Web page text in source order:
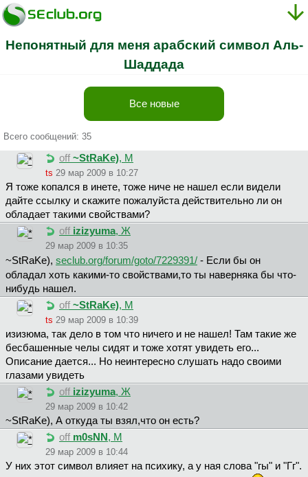
Непонятный для меня арабский символ Аль-
Шаддада
Все новые
Всего сообщений: 35
off ~StRaKe), М
ts 29 мар 2009 в 10:27
Я тоже копался в инете, тоже ниче не нашел если видели
дайте ссылку и скажите пожалуйста действительно ли он
обладает такими свойствами?
off izizyuma, Ж
29 мар 2009 в 10:35
~StRaKe), seclub.org/forum/goto/7229391/ - Если бы он
обладал хоть какими-то свойствами,то ты наверняка бы что-
нибудь нашел.
off ~StRaKe), М
ts 29 мар 2009 в 10:39
изизюмa, так дело в том что ничего и не нашел! Там такие же
бесбашенные челы сидят и тоже хотят увидеть его...
Описание дается... Но неинтересно слушать надо своими
глазами увидеть
off izizyuma, Ж
29 мар 2009 в 10:42
~StRaKe), А откуда ты взял,что он есть?
off m0sNN , М
29 мар 2009 в 10:44
У них этот символ влияет на психику, а у ная слова "гы" и "Гг".